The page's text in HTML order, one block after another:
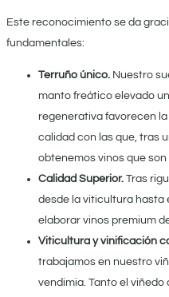
Este reconocimiento se da
fundamentales:
Terruño único. Nuestro
manto freático elevado
regenerativa favorecen
calidad con las que, tras
obtenemos vinos que
Calidad Superior. Tras
desde la viticultura hasta
elaborar vinos premium
Viticultura y vinificación
trabajamos en nuestro
vendimia. Tanto el